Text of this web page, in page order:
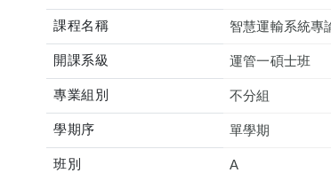
課程名稱 智慧運輸系統專
開課系級 運管一碩士班
專業組別 不分組
學期序 單學期
班別 A